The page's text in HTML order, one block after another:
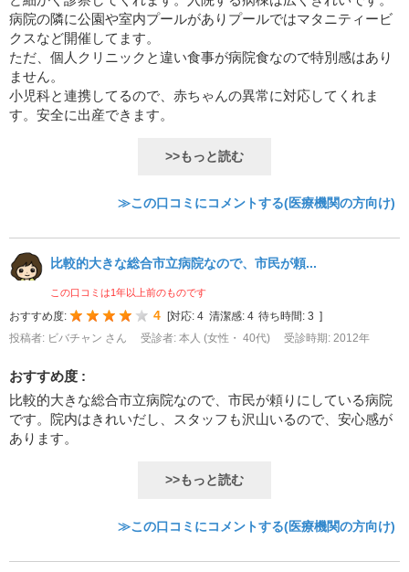
病院の隣に公園や室内プールがありプールではマタニティービ
クスなど開催してます。
ただ、個人クリニックと違い食事が病院食なので特別感はあり
ません。
小児科と連携してるので、赤ちゃんの異常に対応してくれま
す。安全に出産できます。
>>もっと読む
≫この口コミにコメントする(医療機関の方向け)
比較的大きな総合市立病院なので、市民が頼...
この口コミは1年以上前のものです
おすすめ度: 4 対応: 4 清潔感: 4 待ち時間: 3
投稿者: ビバチャン さん
受診者: 本人 (女性・ 40代) 受診時期: 2012年
おすすめ度 :
比較的大きな総合市立病院なので、市民が頼りにしている病院
です。院内はきれいだし、スタッフも沢山いるので、安心感が
あります。
>>もっと読む
≫この口コミにコメントする(医療機関の方向け)